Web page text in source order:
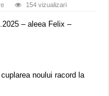
154 vizualizari
– aleea Felix –
noului racord la